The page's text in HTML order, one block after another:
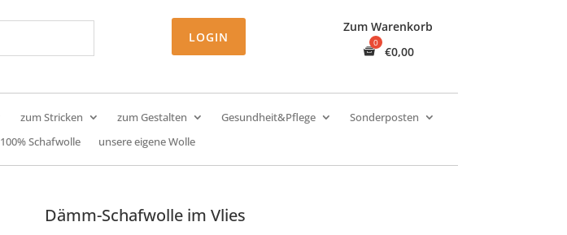
LOGIN
Zum Warenkorb
€0,00
zum Stricken zum Gestalten Gesundheit&Pflege
Sonderposten
100% Schafwolle unsere eigene Wolle
Dämm-Schafwolle im Vlies